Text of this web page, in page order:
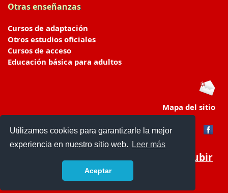
Utilizamos cookies para garantizarle la mejor
experiencia en nuestro sitio web.
Leer más
Aceptar
Otras enseñanzas
Cursos de adaptación
Otros estudios oficiales
Cursos de acceso
Educación básica para adultos
Mapa del sitio
Subir